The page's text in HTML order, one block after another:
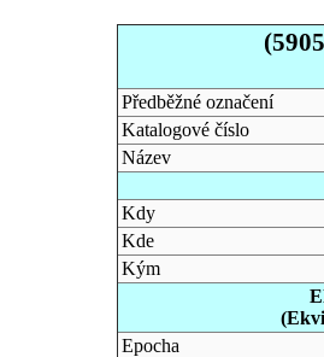
Předběžné označení
Katalogové číslo
Název
Kdy
Kde
Kým
Epocha